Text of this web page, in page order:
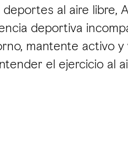
al aire libre,
deportiva
mantente activo y
el ejercicio al